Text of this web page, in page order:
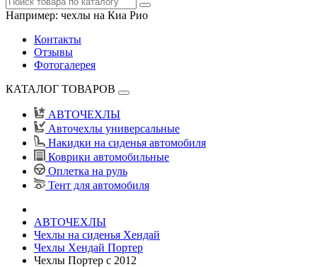
Например: чехлы на Киа Рио
Контакты
Отзывы
Фотогалерея
КАТАЛОГ ТОВАРОВ
АВТОЧЕХЛЫ
Авточехлы универсальные
Накидки на сиденья автомобиля
Коврики автомобильные
Оплетка на руль
Тент для автомобиля
АВТОЧЕХЛЫ
Чехлы на сиденья Хендай
Чехлы Хендай Портер
Чехлы Портер c 2012